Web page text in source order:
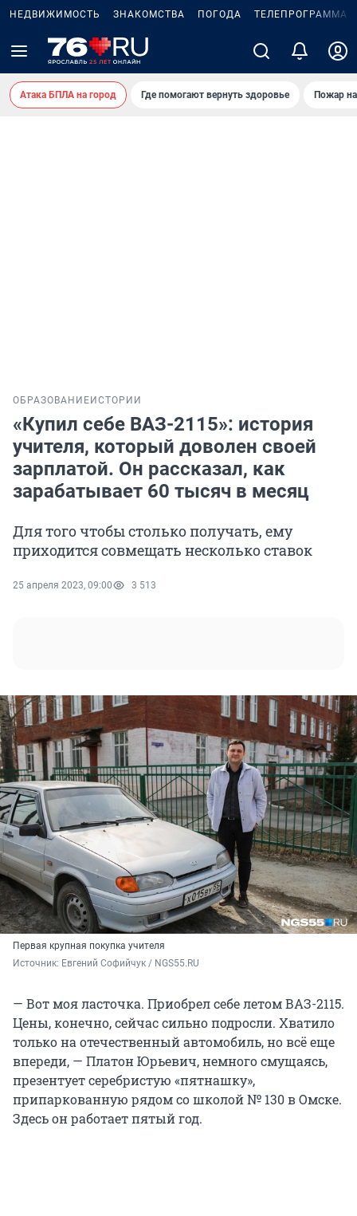
НЕДВИЖИМОСТЬ ЗНАКОМСТВА ПОГОДА ТЕЛЕПРОГРАММА
Атака БПЛА на город Где помогают вернуть здоровье Пожар
ОБРАЗОВАНИЕ ИСТОРИИ
«Купил себе ВАЗ-2115»: история
учителя, который доволен своей
зарплатой. Он рассказал, как
зарабатывает 60 тысяч в месяц
Для того чтобы столько получать, ему
приходится совмещать несколько ставок
25 апреля 2023, 09:00 3 513
Первая крупная покупка учителя
Источник: Евгений Софийчук / NGS55.RU
— Вот моя ласточка. Приобрел себе летом ВАЗ-2115.
Цены, конечно, сейчас сильно подросли. Хватило
только на отечественный автомобиль, но всё еще
впереди, — Платон Юрьевич, немного смущаясь,
презентует серебристую «пятнашку»,
припаркованную рядом со школой № 130 в Омске.
Здесь он работает пятый год.